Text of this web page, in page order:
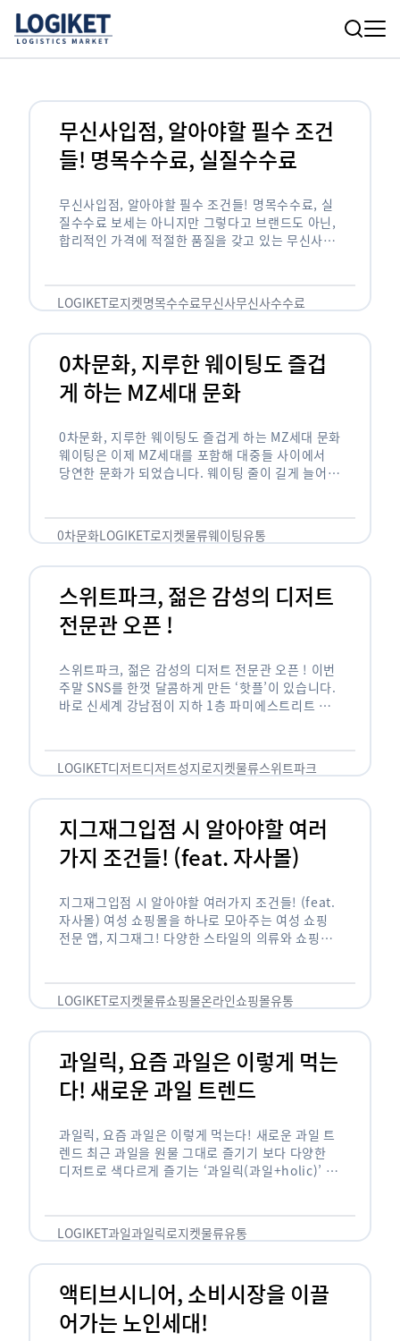
무신사입점, 알아야할 필수 조건
들! 명목수수료, 실질수수료
무신사입점, 알아야할 필수 조건들! 명목수수료, 실
질수수료 보세는 아니지만 그렇다고 브랜드도 아닌,
합리적인 가격에 적절한 품질을 갖고 있는 무신사!
LOGIKET로지켓명목수수료무신사무신사수수료
0차문화, 지루한 웨이팅도 즐겁
게 하는 MZ세대 문화
0차문화, 지루한 웨이팅도 즐겁게 하는 MZ세대 문화
웨이팅은 이제 MZ세대를 포함해 대중들 사이에서
당연한 문화가 되었습니다. 웨이팅 줄이 길게 늘어서
0차문화LOGIKET로지켓물류웨이팅유통
스위트파크, 젊은 감성의 디저트
전문관 오픈 !
스위트파크, 젊은 감성의 디저트 전문관 오픈 ! 이번
주말 SNS를 한껏 달콤하게 만든 ‘핫플’이 있습니다.
바로 신세계 강남점이 지하 1층 파미에스트리트 분
LOGIKET디저트디저트성지로지켓물류스위트파크
지그재그입점 시 알아야할 여러
가지 조건들! (feat. 자사몰)
지그재그입점 시 알아야할 여러가지 조건들! (feat.
자사몰) 여성 쇼핑몰을 하나로 모아주는 여성 쇼핑
전문 앱, 지그재그! 다양한 스타일의 의류와 쇼핑몰
LOGIKET로지켓물류쇼핑몰온라인쇼핑몰유통
과일릭, 요즘 과일은 이렇게 먹는
다! 새로운 과일 트렌드
과일릭, 요즘 과일은 이렇게 먹는다! 새로운 과일 트
렌드 최근 과일을 원물 그대로 즐기기 보다 다양한
디저트로 색다르게 즐기는 ‘과일릭(과일+holic)’ 트
…
LOGIKET과일과일릭로지켓물류유통
액티브시니어, 소비시장을 이끌
어가는 노인세대!